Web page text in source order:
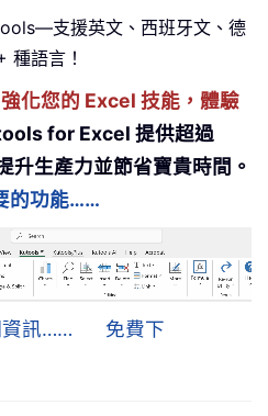
支援英文、西班牙文、德
種語言！
化您的 Excel 技能，體驗
for Excel 提供超過
升生產力並節省寶貴時間。
的功能……
資訊……
免費下